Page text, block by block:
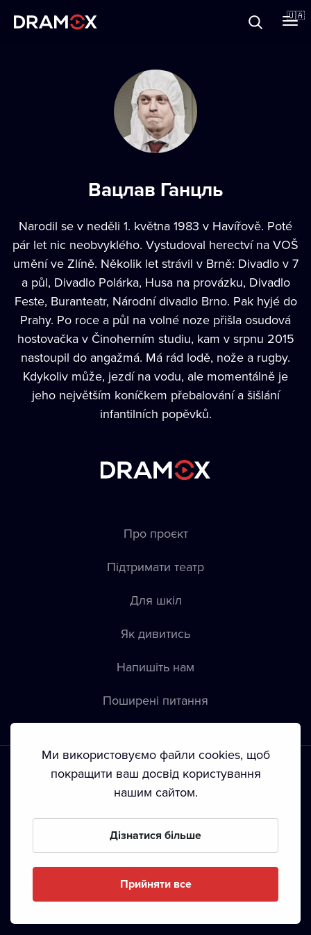
🇺🇦
Зареєструватися
Вацлав Ганцль
Narodil se v neděli 1. května 1983 v Havířově. Poté
pár let nic neobvyklého. Vystudoval herectví na VOŠ
umění ve Zlíně. Několik let strávil v Brně: Divadlo v 7
a půl, Divadlo Polárka, Husa na provázku, Divadlo
Feste, Buranteatr, Národní divadlo Brno. Pak hyjé do
Prahy. Po roce a půl na volné noze přišla osudová
hostovačka v Činoherním studiu, kam v srpnu 2015
nastoupil do angažmá. Má rád lodě, nože a rugby.
Kdykoliv může, jezdí na vodu, ale momentálně je
jeho největším koníčkem přebalování a šišlání
infantilních popěvků.
Про проєкт
Підтримати театр
Для шкіл
Як дивитись
Напишіть нам
Пoширені питання
Положення й умови • Конфіденційність • Автoрські права
Ми використовуємо файли cookies, щоб
покращити ваш досвід користування
нашим сайтом.
Дізнатися більше
Прийняти все